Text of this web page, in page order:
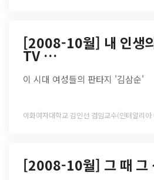
[2008-10월] 내 인생
TV …
이 시대 여성들의 판타지 '김삼순'
이화여자대학교 김인선 겸임교수(인터알리아
[2008-10월] 그 때 그